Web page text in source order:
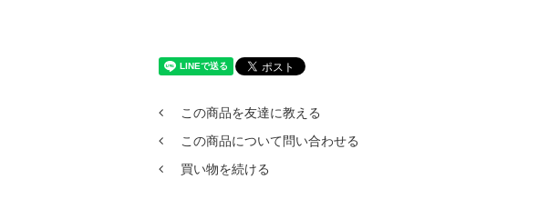
この商品を友達に教える
この商品について問い合わせる
買い物を続ける